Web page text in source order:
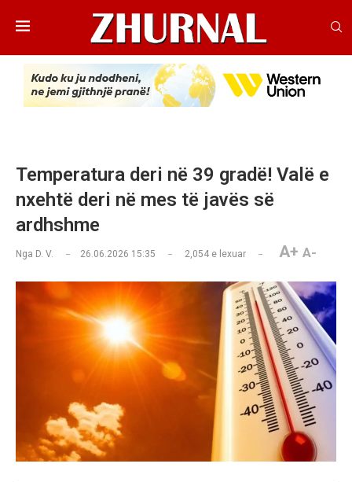
Temperatura deri në 39 gradë! Valë e
nxehtë deri në mes të javës së
ardhshme
Nga D. V. 26.06.2026 15:35 2,054 e lexuar A+ A-